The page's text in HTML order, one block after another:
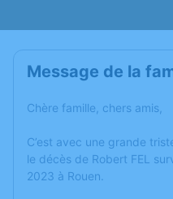
Message de la
Chère famille, chers amis,
C’est avec une grande
le décès de Robert FEL
2023 à Rouen.